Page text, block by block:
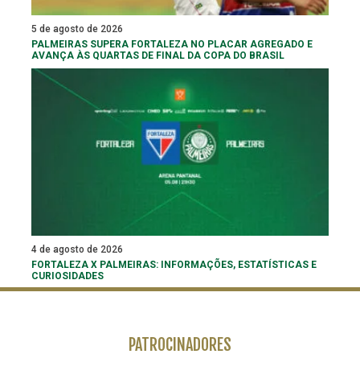
5 de agosto de 2026
PALMEIRAS SUPERA FORTALEZA NO PLACAR AGREGADO E
AVANÇA ÀS QUARTAS DE FINAL DA COPA DO BRASIL
4 de agosto de 2026
FORTALEZA X PALMEIRAS: INFORMAÇÕES, ESTATÍSTICAS E
CURIOSIDADES
PATROCINADORES